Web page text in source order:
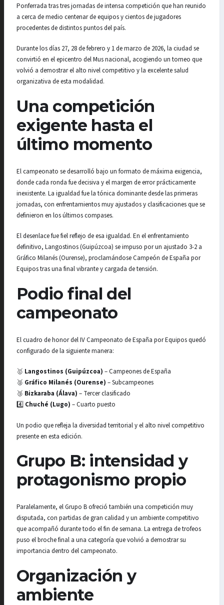
Ponferrada tras tres jornadas de intensa competición que han reunido
a cerca de medio centenar de equipos y cientos de jugadores
procedentes de distintos puntos del país.
Durante los días 27, 28 de febrero y 1 de marzo de 2026, la ciudad se
convirtió en el epicentro del Mus nacional, acogiendo un torneo que
volvió a demostrar el alto nivel competitivo y la excelente salud
organizativa de esta modalidad.
Una competición
exigente hasta el
último momento
El campeonato se desarrolló bajo un formato de máxima exigencia,
donde cada ronda fue decisiva y el margen de error prácticamente
inexistente. La igualdad fue la tónica dominante desde las primeras
jornadas, con enfrentamientos muy ajustados y clasificaciones que se
definieron en los últimos compases.
El desenlace fue fiel reflejo de esa igualdad. En el enfrentamiento
definitivo, Langostinos (Guipúzcoa) se impuso por un ajustado 3-2 a
Gráfico Milanés (Ourense), proclamándose Campeón de España por
Equipos tras una final vibrante y cargada de tensión.
Podio final del
campeonato
El cuadro de honor del IV Campeonato de España por Equipos quedó
configurado de la siguiente manera:
🥇 Langostinos (Guipúzcoa) – Campeones de España
🥈 Gráfico Milanés (Ourense) – Subcampeones
🥉 Bizkaraba (Álava) – Tercer clasificado
4️⃣ Chuché (Lugo) – Cuarto puesto
Un podio que refleja la diversidad territorial y el alto nivel competitivo
presente en esta edición.
Grupo B: intensidad y
protagonismo propio
Paralelamente, el Grupo B ofreció también una competición muy
disputada, con partidas de gran calidad y un ambiente competitivo
que acompañó durante todo el fin de semana. La entrega de trofeos
puso el broche final a una categoría que volvió a demostrar su
importancia dentro del campeonato.
Organización y
ambiente